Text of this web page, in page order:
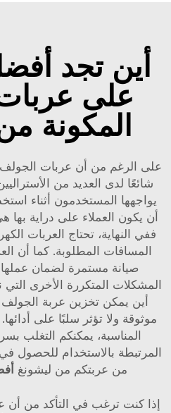
أين تجد
على
المكونة
على الرغم من أن عربات الجولف
شائعًا لدى العديد من
يواجهها المستخدمون أثناء
أن يكون العملاء على دراية
ففي النهاية، تحتاج العربات
المسافات المطلوبة. كما أن
صيانة مستمرة لضمان
المشكلات المتكررة الأخرى
أين يمكن تخزين عربة
موثوقة ولا تؤثر سلبًا على
المناسبة، يمكنكم التغلب
المرتبطة بالاستخدام للحصول
من عربتكم من ليشونغ
إذا كنت ترغب في التأكد من